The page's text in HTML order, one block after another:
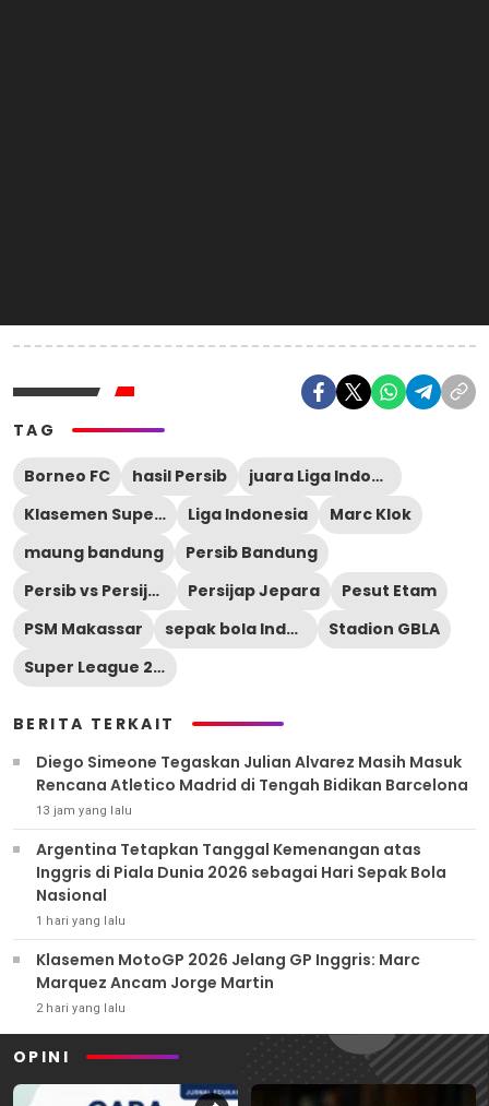
TAG
Borneo FC hasil Persib
juara Liga Indonesia
Klasemen Super League
Liga Indonesia
Marc Klok
maung bandung
Persib Bandung
Persib vs Persijap
Persijap Jepara
Pesut Etam
PSM Makassar
sepak bola Indonesia
Stadion GBLA
Super League 2025/2026
BERITA TERKAIT
Diego Simeone Tegaskan Julian Alvarez Masih Masuk
Rencana Atletico Madrid di Tengah Bidikan Barcelona
13 jam yang lalu
Argentina Tetapkan Tanggal Kemenangan atas
Inggris di Piala Dunia 2026 sebagai Hari Sepak Bola
Nasional
1 hari yang lalu
Klasemen MotoGP 2026 Jelang GP Inggris: Marc
Marquez Ancam Jorge Martin
2 hari yang lalu
OPINI